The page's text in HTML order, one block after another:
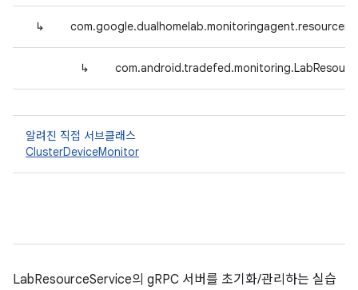
↳
↳
알려진 직접 서브클래스
ClusterDeviceMonitor
LabResourceService의 gRPC 서버를 초기화/관리하는 실습